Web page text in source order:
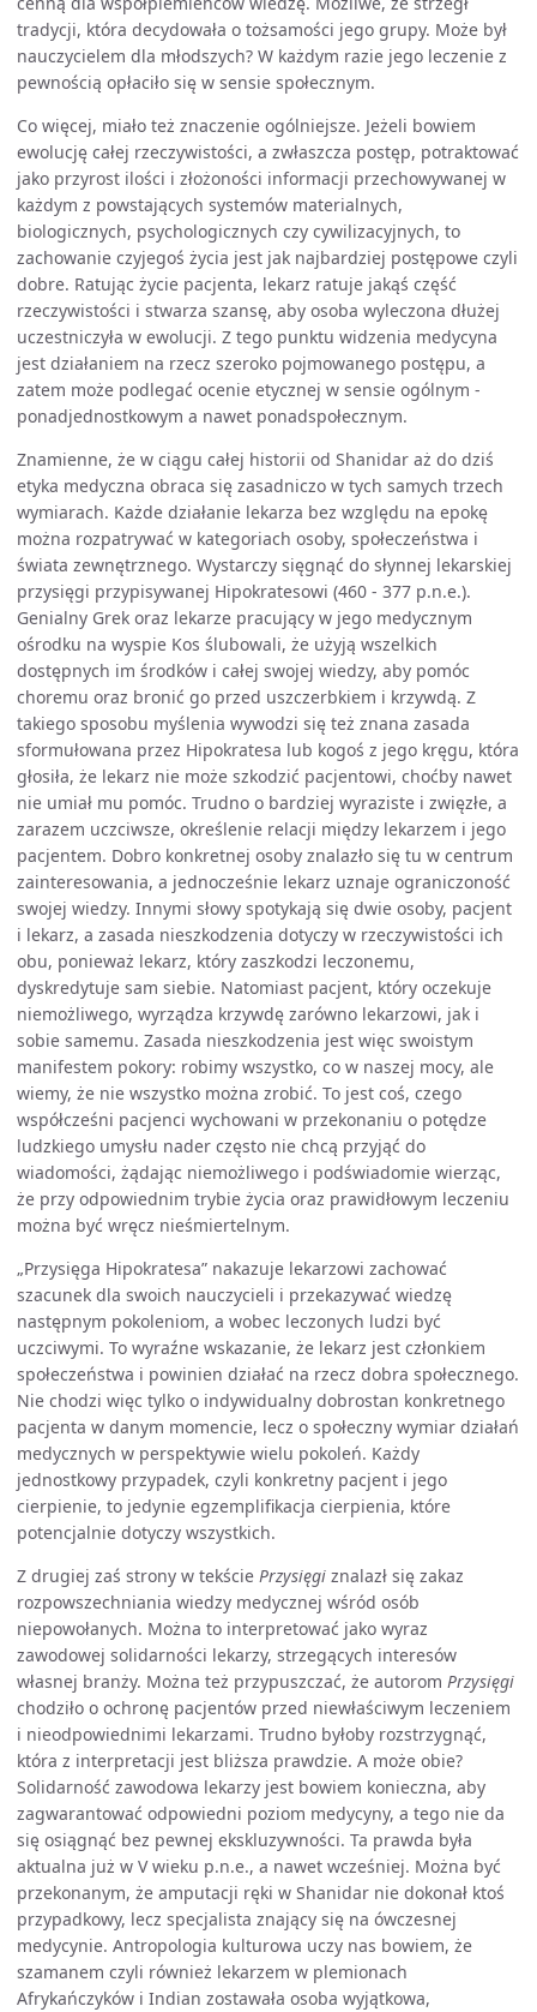
tradycji, która decydowała o tożsamości jego grupy. Może był
nauczycielem dla młodszych? W każdym razie jego leczenie z
pewnością opłaciło się w sensie społecznym.
Co więcej, miało też znaczenie ogólniejsze. Jeżeli bowiem
ewolucję całej rzeczywistości, a zwłaszcza postęp, potraktować
jako przyrost ilości i złożoności informacji przechowywanej w
każdym z powstających systemów materialnych,
biologicznych, psychologicznych czy cywilizacyjnych, to
zachowanie czyjegoś życia jest jak najbardziej postępowe czyli
dobre. Ratując życie pacjenta, lekarz ratuje jakąś część
rzeczywistości i stwarza szansę, aby osoba wyleczona dłużej
uczestniczyła w ewolucji. Z tego punktu widzenia medycyna
jest działaniem na rzecz szeroko pojmowanego postępu, a
zatem może podlegać ocenie etycznej w sensie ogólnym -
ponadjednostkowym a nawet ponadspołecznym.
Znamienne, że w ciągu całej historii od Shanidar aż do dziś
etyka medyczna obraca się zasadniczo w tych samych trzech
wymiarach. Każde działanie lekarza bez względu na epokę
można rozpatrywać w kategoriach osoby, społeczeństwa i
świata zewnętrznego. Wystarczy sięgnąć do słynnej lekarskiej
przysięgi przypisywanej Hipokratesowi (460 - 377 p.n.e.).
Genialny Grek oraz lekarze pracujący w jego medycznym
ośrodku na wyspie Kos ślubowali, że użyją wszelkich
dostępnych im środków i całej swojej wiedzy, aby pomóc
choremu oraz bronić go przed uszczerbkiem i krzywdą. Z
takiego sposobu myślenia wywodzi się też znana zasada
sformułowana przez Hipokratesa lub kogoś z jego kręgu, która
głosiła, że lekarz nie może szkodzić pacjentowi, choćby nawet
nie umiał mu pomóc. Trudno o bardziej wyraziste i zwięzłe, a
zarazem uczciwsze, określenie relacji między lekarzem i jego
pacjentem. Dobro konkretnej osoby znalazło się tu w centrum
zainteresowania, a jednocześnie lekarz uznaje ograniczoność
swojej wiedzy. Innymi słowy spotykają się dwie osoby, pacjent
i lekarz, a zasada nieszkodzenia dotyczy w rzeczywistości ich
obu, ponieważ lekarz, który zaszkodzi leczonemu,
dyskredytuje sam siebie. Natomiast pacjent, który oczekuje
niemożliwego, wyrządza krzywdę zarówno lekarzowi, jak i
sobie samemu. Zasada nieszkodzenia jest więc swoistym
manifestem pokory: robimy wszystko, co w naszej mocy, ale
wiemy, że nie wszystko można zrobić. To jest coś, czego
współcześni pacjenci wychowani w przekonaniu o potędze
ludzkiego umysłu nader często nie chcą przyjąć do
wiadomości, żądając niemożliwego i podświadomie wierząc,
że przy odpowiednim trybie życia oraz prawidłowym leczeniu
można być wręcz nieśmiertelnym.
„Przysięga Hipokratesa” nakazuje lekarzowi zachować
szacunek dla swoich nauczycieli i przekazywać wiedzę
następnym pokoleniom, a wobec leczonych ludzi być
uczciwymi. To wyraźne wskazanie, że lekarz jest członkiem
społeczeństwa i powinien działać na rzecz dobra społecznego.
Nie chodzi więc tylko o indywidualny dobrostan konkretnego
pacjenta w danym momencie, lecz o społeczny wymiar działań
medycznych w perspektywie wielu pokoleń. Każdy
jednostkowy przypadek, czyli konkretny pacjent i jego
cierpienie, to jedynie egzemplifikacja cierpienia, które
potencjalnie dotyczy wszystkich.
Z drugiej zaś strony w tekście Przysięgi znalazł się zakaz
rozpowszechniania wiedzy medycznej wśród osób
niepowołanych. Można to interpretować jako wyraz
zawodowej solidarności lekarzy, strzegących interesów
własnej branży. Można też przypuszczać, że autorom Przysięgi
chodziło o ochronę pacjentów przed niewłaściwym leczeniem
i nieodpowiednimi lekarzami. Trudno byłoby rozstrzygnąć,
która z interpretacji jest bliższa prawdzie. A może obie?
Solidarność zawodowa lekarzy jest bowiem konieczna, aby
zagwarantować odpowiedni poziom medycyny, a tego nie da
się osiągnąć bez pewnej ekskluzywności. Ta prawda była
aktualna już w V wieku p.n.e., a nawet wcześniej. Można być
przekonanym, że amputacji ręki w Shanidar nie dokonał ktoś
przypadkowy, lecz specjalista znający się na ówczesnej
medycynie. Antropologia kulturowa uczy nas bowiem, że
szamanem czyli również lekarzem w plemionach
Afrykańczyków i Indian zostawała osoba wyjątkowa,